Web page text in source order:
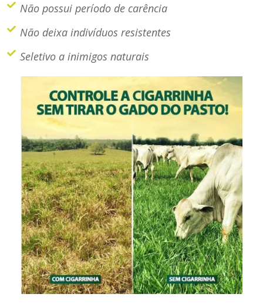
Não possui período de carência
Não deixa indivíduos resistentes
Seletivo a inimigos naturais